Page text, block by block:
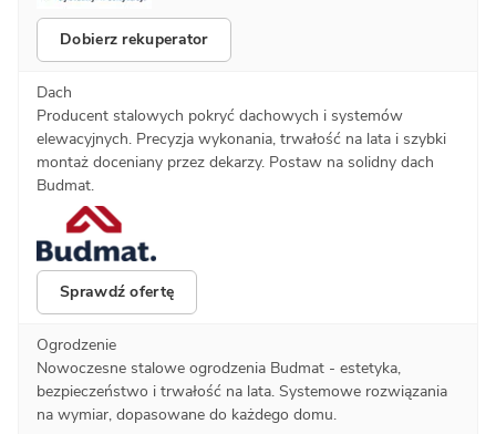
Dobierz rekuperator
Dach
Producent stalowych pokryć dachowych i systemów
elewacyjnych. Precyzja wykonania, trwałość na lata i szybki
montaż doceniany przez dekarzy. Postaw na solidny dach
Budmat.
Sprawdź ofertę
Ogrodzenie
Nowoczesne stalowe ogrodzenia Budmat - estetyka,
bezpieczeństwo i trwałość na lata. Systemowe rozwiązania
na wymiar, dopasowane do każdego domu.